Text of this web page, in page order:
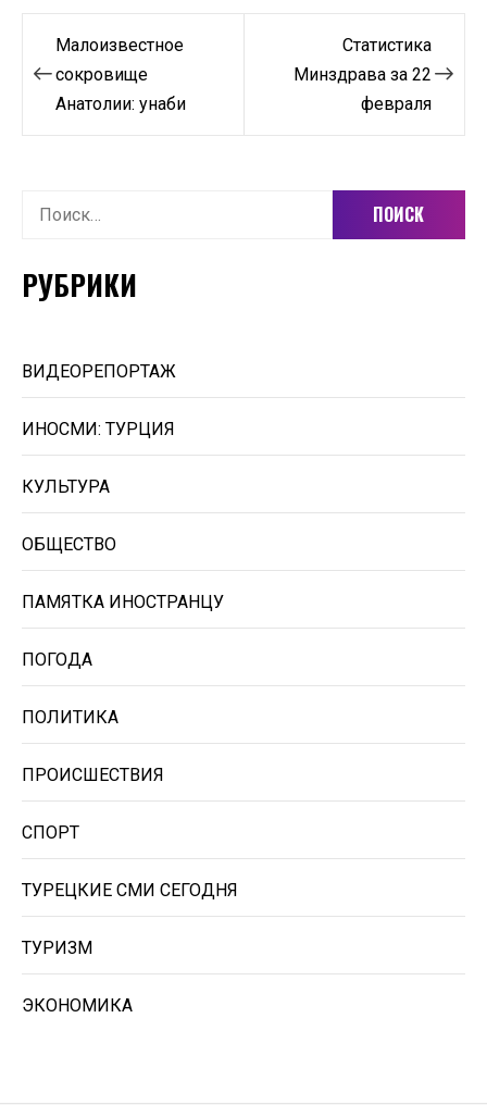
Навигация
по
Малоизвестное
сокровище
Анатолии: унаби
Статистика
Минздрава за 22
февраля
Найти:
РУБРИКИ
ВИДЕОРЕПОРТАЖ
ИНОСМИ: ТУРЦИЯ
КУЛЬТУРА
ОБЩЕСТВО
ПАМЯТКА ИНОСТРАНЦУ
ПОГОДА
ПОЛИТИКА
ПРОИСШЕСТВИЯ
СПОРТ
ТУРЕЦКИЕ СМИ СЕГОДНЯ
ТУРИЗМ
ЭКОНОМИКА